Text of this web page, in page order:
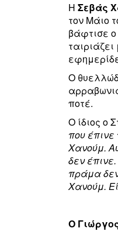
Η Σεβάς
τον Μάιο
βάφτισε ο
Ο
ποτέ.
Ο ίδιος ο
που
Χανούμ.
δεν
πράμα
Χανούμ.
Ο